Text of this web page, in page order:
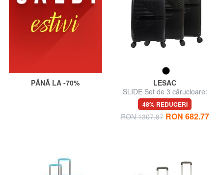
PÂNĂ LA -70%
LESAC
SLIDE Set de 3 cărucioare:
cabină+mediu, mare
expansiune
48% REDUCERI
RON 1307.87 RON 682.77